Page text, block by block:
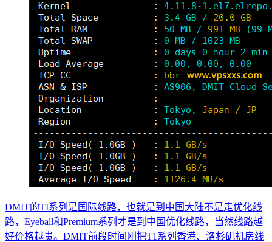
DMIT的TI系列是国际线路，也就是到中国大陆不是走优化线
路，Eyeball和Premium系列才是到中国优化线路，当然线路越
好价格越贵。DMIT前段时间刚把T1系列香港、洛杉矶机房线